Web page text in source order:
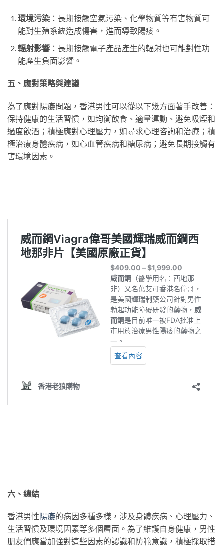
環境污染：長期接觸空氣污染、化學物質等有害物質可
能對生殖系統造成傷害，進而導致陽痿。
輻射影響：長期接觸電子產品產生的輻射也可能對性功
能產生負面影響。
五、應對策略與建議
為了應對陽痿問題，香港男性可以從以下幾方面著手改善：
保持健康的生活習慣，如均衡飲食、適量運動、避免吸煙和
過度飲酒；積極應對心理壓力，如尋求心理咨詢和治療；積
極治療身體疾病，如心血管疾病和糖尿病；避免長期接觸有
害環境因素。
六、總結
香港男性陽痿的病因多種多樣，涉及身體疾病、心理壓力、
生活習慣及環境因素等多個層面。為了維護自身健康，男性
朋友們應當加強對這些因素的認識和防範意識，積極採取措